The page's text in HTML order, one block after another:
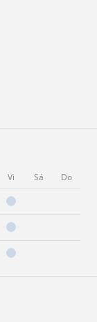
Vi Sá Do